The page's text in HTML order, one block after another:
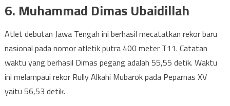
6. Muhammad Dimas Ubaidillah
Atlet debutan Jawa Tengah ini berhasil mecatatkan rekor baru
nasional pada nomor atletik putra 400 meter T11. Catatan
waktu yang berhasil Dimas pegang adalah 55,55 detik. Waktu
ini melampaui rekor Rully Alkahi Mubarok pada Peparnas XV
yaitu 56,53 detik.